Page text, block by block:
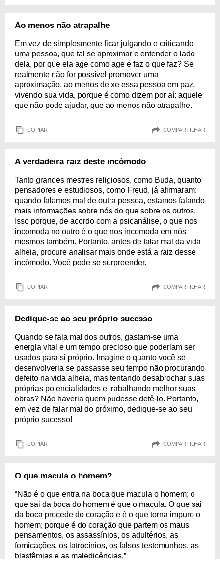
Ao menos não atrapalhe
Em vez de simplesmente ficar julgando e criticando
uma pessoa, que tal se aproximar e entender o lado
dela, por que ela age como age e faz o que faz? Se
realmente não for possível promover uma
aproximação, ao menos deixe essa pessoa em paz,
vivendo sua vida, porque é como dizem por aí: aquele
que não pode ajudar, que ao menos não atrapalhe.
COPIAR COMPARTILHAR
A verdadeira raiz deste incômodo
Tanto grandes mestres religiosos, como Buda, quanto
pensadores e estudiosos, como Freud, já afirmaram:
quando falamos mal de outra pessoa, estamos falando
mais informações sobre nós do que sobre os outros.
Isso porque, de acordo com a psicanálise, o que nos
incomoda no outro é o que nos incomoda em nós
mesmos também. Portanto, antes de falar mal da vida
alheia, procure analisar mais onde está a raiz desse
incômodo. Você pode se surpreender.
COPIAR COMPARTILHAR
Dedique-se ao seu próprio sucesso
Quando se fala mal dos outros, gastam-se uma
energia vital e um tempo precioso que poderiam ser
usados para si próprio. Imagine o quanto você se
desenvolveria se passasse seu tempo não procurando
defeito na vida alheia, mas tentando desabrochar suas
próprias potencialidades e trabalhando melhor suas
obras? Não haveria quem pudesse detê-lo. Portanto,
em vez de falar mal do próximo, dedique-se ao seu
próprio sucesso!
COPIAR COMPARTILHAR
O que macula o homem?
“Não é o que entra na boca que macula o homem; o
que sai da boca do homem é que o macula. O que sai
da boca procede do coração e é o que torna impuro o
homem; porque é do coração que partem os maus
pensamentos, os assassínios, os adultérios, as
fornicações, os latrocínios, os falsos testemunhos, as
blasfêmias e as maledicências.”